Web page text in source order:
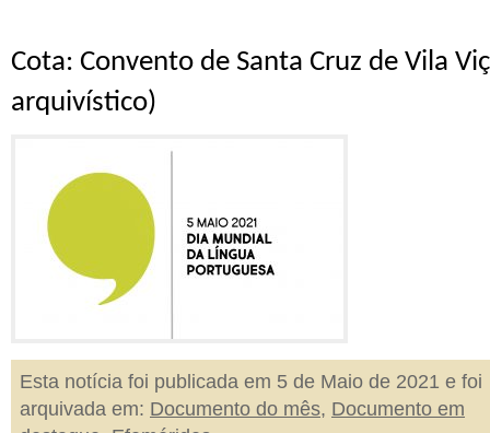
Cota: Convento de Santa Cruz de Vila
arquivístico)
Esta notícia foi publicada em 5 de Maio de 2021 e foi
arquivada em: Documento do mês, Documento em